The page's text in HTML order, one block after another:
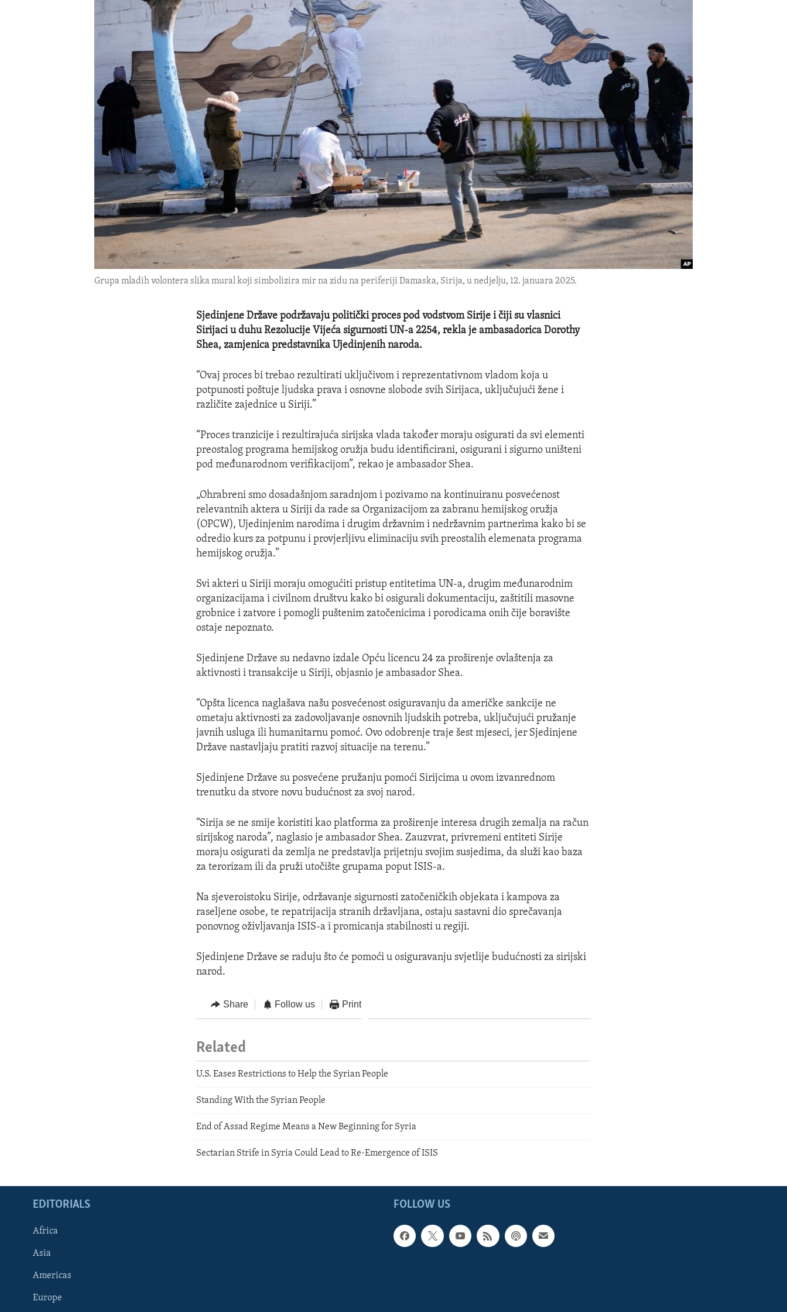
IDEALS AND INSTITUTIONS
Grupa mladih volontera slika mural koji simbolizira mir na zidu na periferiji Damaska, Sirija, u nedjelju, 12. januara 2025.
Sjedinjene Države podržavaju politički proces pod vodstvom Sirije i čiji su vlasnici
Sirijaci u duhu Rezolucije Vijeća sigurnosti UN-a 2254, rekla je ambasadorica Dorothy
Shea, zamjenica predstavnika Ujedinjenih naroda.
“Ovaj proces bi trebao rezultirati uključivom i reprezentativnom vladom koja u
potpunosti poštuje ljudska prava i osnovne slobode svih Sirijaca, uključujući žene i
različite zajednice u Siriji.”
“Proces tranzicije i rezultirajuća sirijska vlada također moraju osigurati da svi elementi
preostalog programa hemijskog oružja budu identificirani, osigurani i sigurno uništeni
pod međunarodnom verifikacijom”, rekao je ambasador Shea.
„Ohrabreni smo dosadašnjom saradnjom i pozivamo na kontinuiranu posvećenost
relevantnih aktera u Siriji da rade sa Organizacijom za zabranu hemijskog oružja
(OPCW), Ujedinjenim narodima i drugim državnim i nedržavnim partnerima kako bi se
odredio kurs za potpunu i provjerljivu eliminaciju svih preostalih elemenata programa
hemijskog oružja.”
Svi akteri u Siriji moraju omogućiti pristup entitetima UN-a, drugim međunarodnim
organizacijama i civilnom društvu kako bi osigurali dokumentaciju, zaštitili masovne
grobnice i zatvore i pomogli puštenim zatočenicima i porodicama onih čije boravište
ostaje nepoznato.
Sjedinjene Države su nedavno izdale Opću licencu 24 za proširenje ovlaštenja za
aktivnosti i transakcije u Siriji, objasnio je ambasador Shea.
“Opšta licenca naglašava našu posvećenost osiguravanju da američke sankcije ne
ometaju aktivnosti za zadovoljavanje osnovnih ljudskih potreba, uključujući pružanje
javnih usluga ili humanitarnu pomoć. Ovo odobrenje traje šest mjeseci, jer Sjedinjene
Države nastavljaju pratiti razvoj situacije na terenu.”
Sjedinjene Države su posvećene pružanju pomoći Sirijcima u ovom izvanrednom
trenutku da stvore novu budućnost za svoj narod.
“Sirija se ne smije koristiti kao platforma za proširenje interesa drugih zemalja na račun
sirijskog naroda”, naglasio je ambasador Shea. Zauzvrat, privremeni entiteti Sirije
moraju osigurati da zemlja ne predstavlja prijetnju svojim susjedima, da služi kao baza
za terorizam ili da pruži utočište grupama poput ISIS-a.
Na sjeveroistoku Sirije, održavanje sigurnosti zatočeničkih objekata i kampova za
raseljene osobe, te repatrijacija stranih državljana, ostaju sastavni dio sprečavanja
ponovnog oživljavanja ISIS-a i promicanja stabilnosti u regiji.
Sjedinjene Države se raduju što će pomoći u osiguravanju svjetlije budućnosti za sirijski
narod.
Share Follow us Print
Related
U.S. Eases Restrictions to Help the Syrian People
Standing With the Syrian People
End of Assad Regime Means a New Beginning for Syria
Sectarian Strife in Syria Could Lead to Re-Emergence of ISIS
FOLLOW US
EDITORIALS
Africa
Asia
Americas
Europe